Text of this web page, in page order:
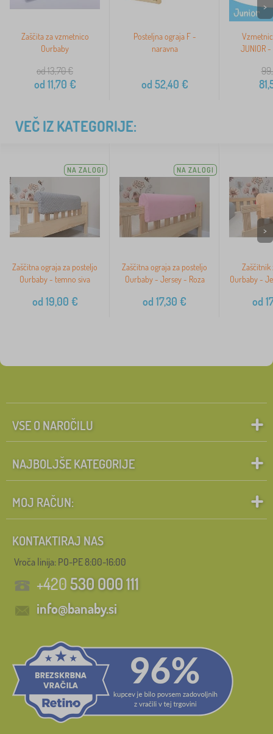
Zaščita za vzmetnico
Ourbaby
od 13,70€
od 11,70 €
Posteljna ograja F -
naravna
od 52,40 €
JUNIOR
>
VEČ IZ KATEGORIJE:
NA ZALOGI
Zaščitna ograja za posteljo
Ourbaby - temno siva
od 19,00 €
NA ZALOGI
Zaščitna ograja za posteljo
Ourbaby - Jersey - Roza
od 17,30 €
Zaščitnik
Ourbaby -
od
>
VSE O NAROČILU
NAJBOLJŠE KATEGORIJE
MOJ RAČUN:
KONTAKTIRAJ NAS
Vroča linija: PO-PE 8:00-16:00
+420530 000 111
info@banaby.si